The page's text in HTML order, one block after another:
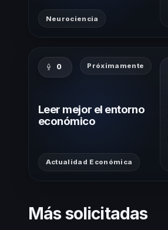
Neurociencia
0 Próximamente
Leer mejor el entorno
económico
Actualidad Económica
Más solicitadas